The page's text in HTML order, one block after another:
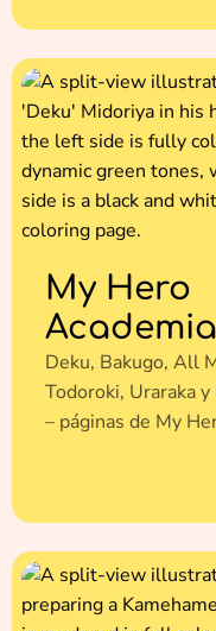
My Hero
Academia
Deku, Bakugo, All
Todoroki, Uraraka
– páginas de My